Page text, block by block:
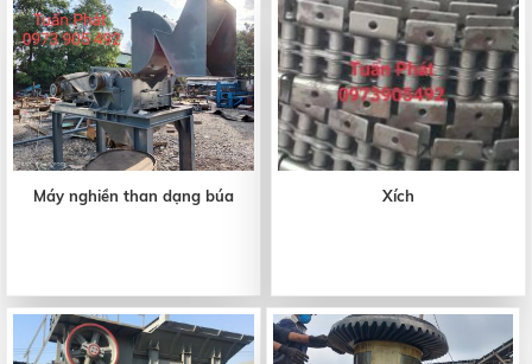
Máy nghiền than dạng búa Xích